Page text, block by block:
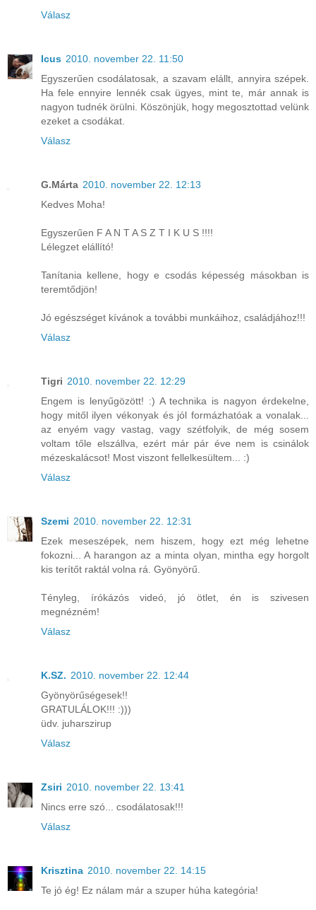
Válasz
Icus 2010. november 22. 11:50
Egyszerűen csodálatosak, a szavam elállt, annyira szépek.
Ha fele ennyire lennék csak ügyes, mint te, már annak is
nagyon tudnék örülni. Köszönjük, hogy megosztottad velünk
ezeket a csodákat.
Válasz
G.Márta 2010. november 22. 12:13
Kedves Moha!
Egyszerűen F A N T A S Z T I K U S !!!!
Lélegzet elállító!
Tanítania kellene, hogy e csodás képesség másokban is
teremtődjön!
Jó egészséget kívánok a további munkáihoz, családjához!!!
Válasz
Tigri 2010. november 22. 12:29
Engem is lenyűgözött! :) A technika is nagyon érdekelne,
hogy mitől ilyen vékonyak és jól formázhatóak a vonalak...
az enyém vagy vastag, vagy szétfolyik, de még sosem
voltam tőle elszállva, ezért már pár éve nem is csinálok
mézeskalácsot! Most viszont fellelkesültem... :)
Válasz
Szemi 2010. november 22. 12:31
Ezek meseszépek, nem hiszem, hogy ezt még lehetne
fokozni... A harangon az a minta olyan, mintha egy horgolt
kis terítőt raktál volna rá. Gyönyörű.
Tényleg, írókázós videó, jó ötlet, én is szivesen
megnézném!
Válasz
K.SZ. 2010. november 22. 12:44
Gyönyörűségesek!!
GRATULÁLOK!!! :)))
üdv. juharszirup
Válasz
Zsiri 2010. november 22. 13:41
Nincs erre szó... csodálatosak!!!
Válasz
Krisztina 2010. november 22. 14:15
Te jó ég! Ez nálam már a szuper húha kategória!